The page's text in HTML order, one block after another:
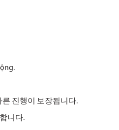
른 진행이 보장됩니다.
니다.